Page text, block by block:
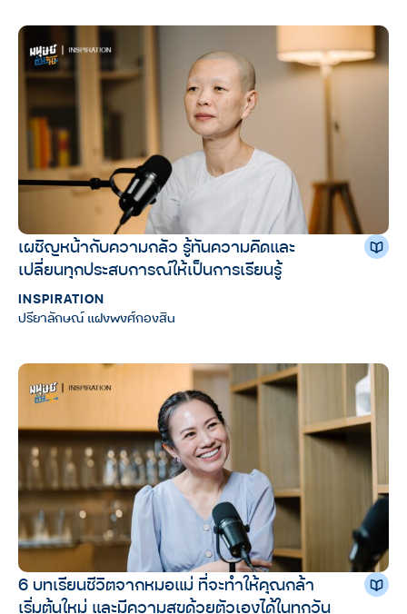
เผชิญหน้ากับความกลัว รู้ทันความคิดและ
เปลี่ยนทุกประสบการณ์ให้เป็นการเรียนรู้
INSPIRATION
ปรียาลักษณ์ แฝงพงศ์กองสิน
6 บทเรียนชีวิตจากหมอแม่ ที่จะทำให้คุณกล้า
เริ่มต้นใหม่ และมีความสุขด้วยตัวเองได้ในทุกวัน